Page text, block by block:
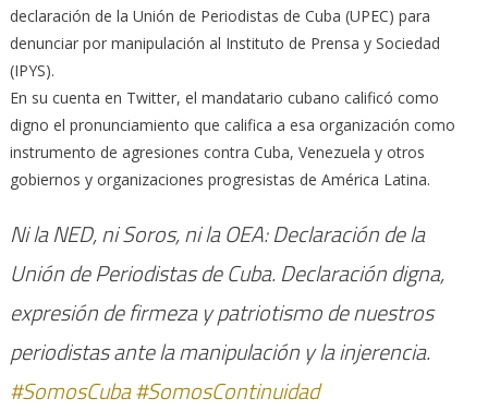
declaración de la Unión de Periodistas de Cuba (UPEC) para
denunciar por manipulación al Instituto de Prensa y Sociedad
(IPYS).
En su cuenta en Twitter, el mandatario cubano calificó como
digno el pronunciamiento que califica a esa organización como
instrumento de agresiones contra Cuba, Venezuela y otros
gobiernos y organizaciones progresistas de América Latina.
Ni la NED, ni Soros, ni la OEA: Declaración de la
Unión de Periodistas de Cuba. Declaración digna,
expresión de firmeza y patriotismo de nuestros
periodistas ante la manipulación y la injerencia.
#SomosCuba#SomosContinuidad